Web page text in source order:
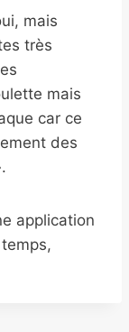
mais
très
mais
car ce
des
application